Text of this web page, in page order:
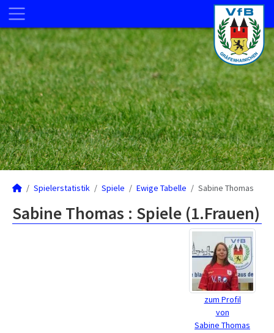
Spielerstatistik Spiele Ewige Tabelle Sabine Thomas
Sabine Thomas : Spiele (1.Frauen)
zum Profil
von
Sabine Thomas